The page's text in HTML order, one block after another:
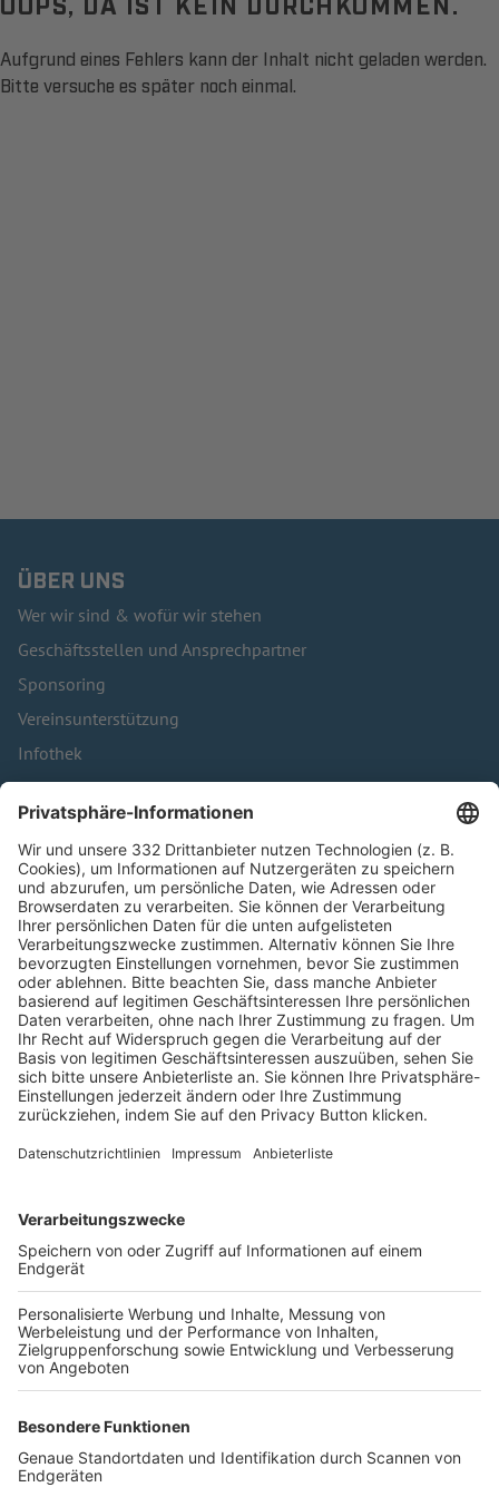
Aufgrund eines Fehlers kann der Inhalt nicht geladen werden.
Bitte versuche es später noch einmal.
ÜBER UNS
Wer wir sind & wofür wir stehen
Geschäftsstellen und Ansprechpartner
Sponsoring
Vereinsunterstützung
Infothek
Kontakt
HÄUFIG BESUCHTE SEITEN
Pässe und Vereinswechsel
Trainerausbildung
Schulungsangebot Vereinsmitarbeiter
BFV-Geschäftsstellen
Trainerbörse
Login SpielPlus
FOLGE DEM BFV
TOP-VEREINE
TOP-PARTNER